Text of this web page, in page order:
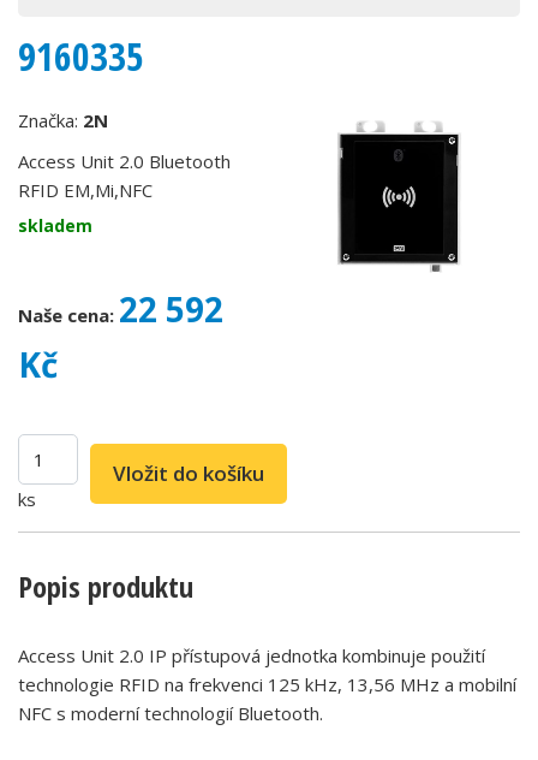
9160335
Značka: 2N
Access Unit 2.0 Bluetooth
RFID EM,Mi,NFC
skladem
Naše cena: 22 592
Kč
ks
Popis produktu
Access Unit 2.0 IP přístupová jednotka kombinuje použití
technologie RFID na frekvenci 125 kHz, 13,56 MHz a mobilní
NFC s moderní technologií Bluetooth.